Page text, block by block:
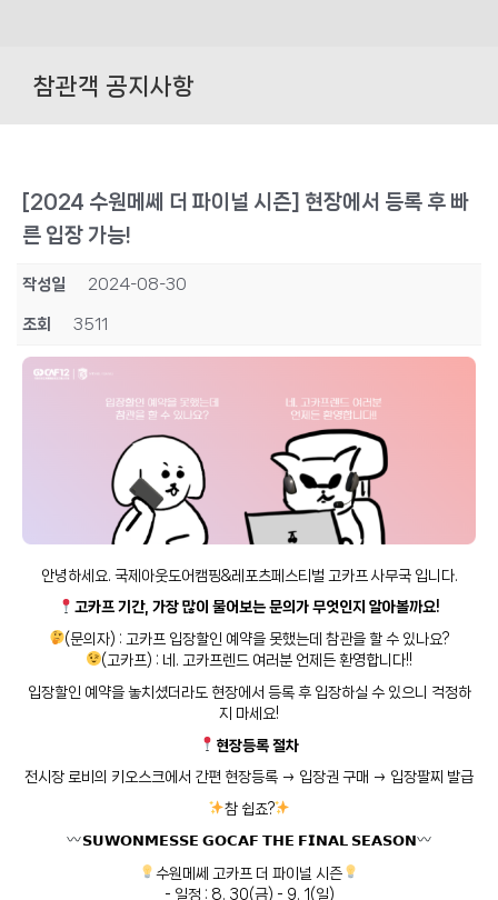
content참관객 공지사항
[2024 수원메쎄 더 파이널 시즌] 현장에서 등록 후 빠
른 입장 가능!
작성일 2024-08-30
조회 3511
안녕하세요. 국제아웃도어캠핑&레포츠페스티벌 고카프 사무국 입니다.
고카프 기간, 가장 많이 물어보는 문의가 무엇인지 알아볼까요!
(문의자) : 고카프 입장할인 예약을 못했는데 참관을 할 수 있나요?
(고카프) : 네. 고카프렌드 여러분 언제든 환영합니다!!
입장할인 예약을 놓치셨더라도 현장에서 등록 후 입장하실 수 있으니 걱정하
지 마세요!
현장등록 절차
전시장 로비의 키오스크에서 간편 현장등록 → 입장권 구매 → 입장팔찌 발급
참 쉽죠?
𝗦𝗨𝗪𝗢𝗡𝗠𝗘𝗦𝗦𝗘 𝗚𝗢𝗖𝗔𝗙 𝗧𝗛𝗘 𝗙𝗜𝗡𝗔𝗟 𝗦𝗘𝗔𝗦𝗢𝗡
수원메쎄 고카프 더 파이널 시즌
- 일정 : 8. 30(금) - 9. 1(일)